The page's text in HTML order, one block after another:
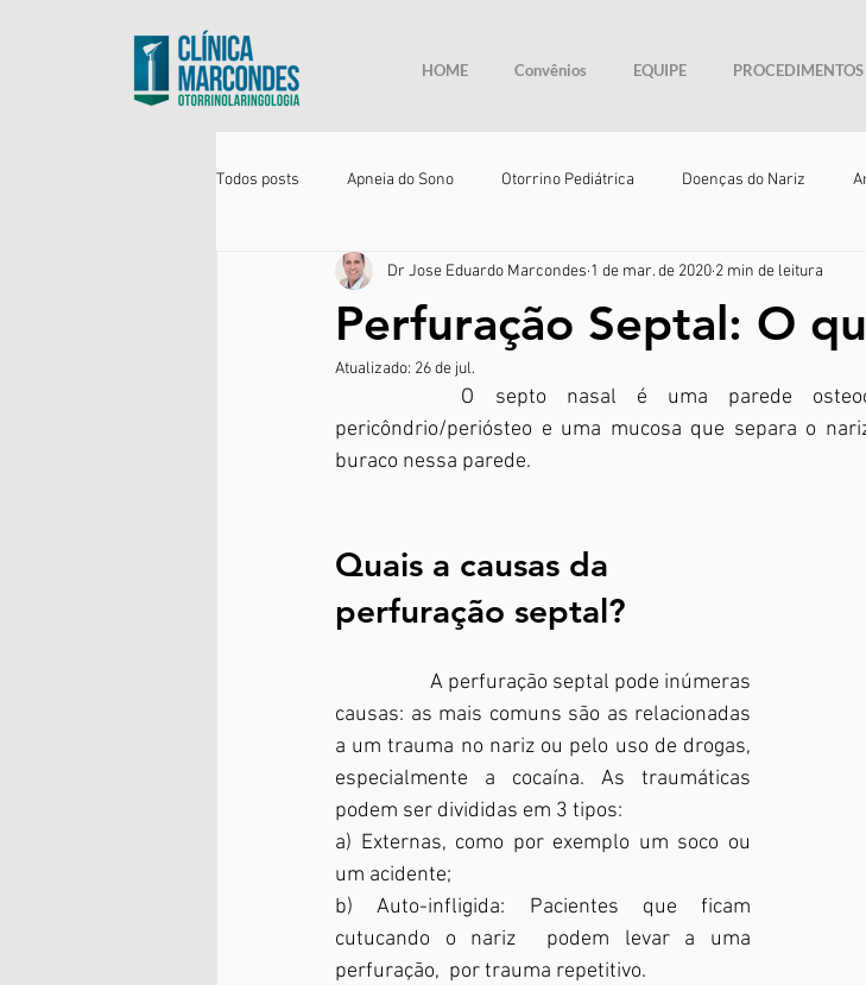
HOME Convênios EQUIPE PROCEDIMENTOS
Todos posts Apneia do Sono Otorrino Pediátrica Doenças do Nariz
Perfuração Septal: O
Dr Jose Eduardo Marcondes 1 de mar. de 2020 2 min de leitura
Atualizado: 26 de jul.
pericôndrio/periósteo e uma mucosa que separa o
buraco nessa parede.
Quais a causas da
perfuração septal?
causas: as mais comuns são as relacionadas
a um trauma no nariz ou pelo uso de drogas,
especialmente a cocaína. As traumáticas
podem ser divididas em 3 tipos:
a) Externas, como por exemplo um soco ou
um acidente;
b) Auto-infligida: Pacientes que ficam
cutucando o nariz  podem levar a uma
perfuração,  por trauma repetitivo.